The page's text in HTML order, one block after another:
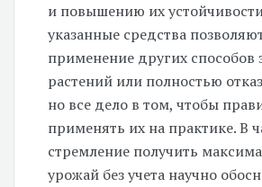
и повышению их
указанные средства
применение других способов
растений или полностью
но все дело в том, чтобы
применять их на практике. В
стремление получить
урожай без учета научно